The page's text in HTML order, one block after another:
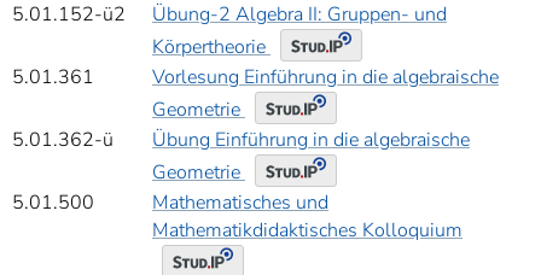
5.01.152-ü2
Übung-2 Algebra II: Gruppen- und
Körpertheorie
5.01.361
Vorlesung Einführung in die algebraische
Geometrie
5.01.362-ü
Übung Einführung in die algebraische
Geometrie
5.01.500
Mathematisches und
Mathematikdidaktisches Kolloquium